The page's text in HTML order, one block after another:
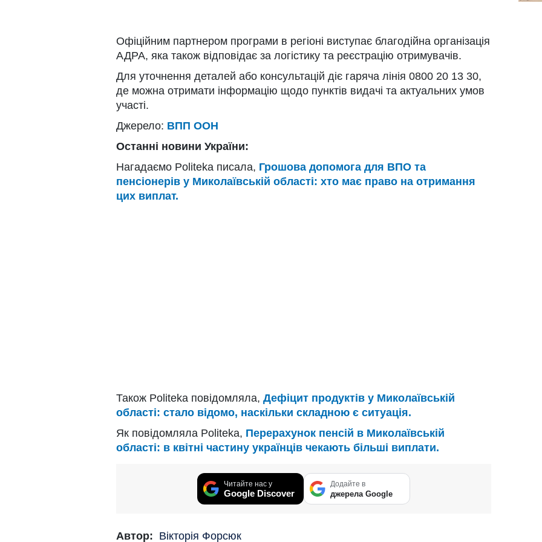
Офіційним партнером програми в регіоні виступає благодійна організація
АДРА, яка також відповідає за логістику та реєстрацію отримувачів.
Для уточнення деталей або консультацій діє гаряча лінія 0800 20 13 30,
де можна отримати інформацію щодо пунктів видачі та актуальних умов
участі.
Джерело: ВПП ООН
Останні новини України:
Нагадаємо Politeka писала, Грошова допомога для ВПО та
пенсіонерів у Миколаївській області: хто має право на отримання
цих виплат.
Також Politeka повідомляла, Дефіцит продуктів у Миколаївській
області: стало відомо, наскільки складною є ситуація.
Як повідомляла Politeka, Перерахунок пенсій в Миколаївській
області: в квітні частину українців чекають більші виплати.
Читайте нас у
Google Discover
Додайте в
джерела Google
Автор: Вікторія Форсюк